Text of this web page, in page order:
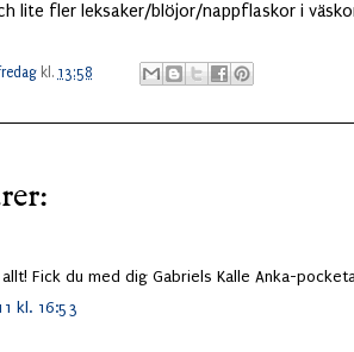
lite fler leksaker/blöjor/nappflaskor i
kl. 13:58
Fick du med dig Gabriels Kalle Anka-
kl. 16:53